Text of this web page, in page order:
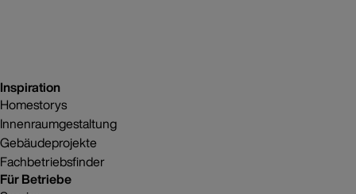
Inspiration
Homestorys
Innenraumgestaltung
Gebäudeprojekte
Fachbetriebsfinder
Für Betriebe